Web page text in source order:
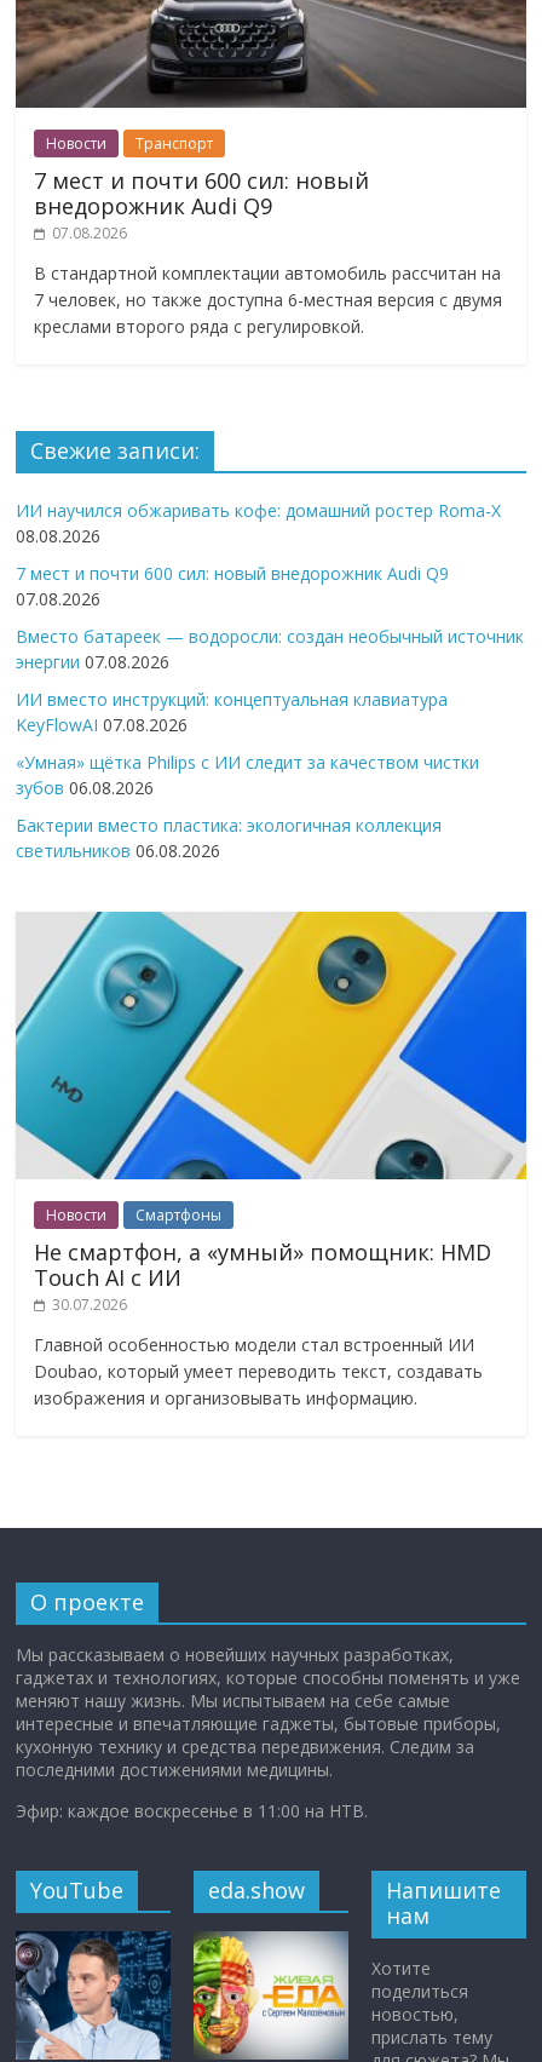
Новости Транспорт
7 мест и почти 600 сил: новый
внедорожник Audi Q9
07.08.2026
В стандартной комплектации автомобиль рассчитан на
7 человек, но также доступна 6-местная версия с двумя
креслами второго ряда с регулировкой.
Свежие записи:
ИИ научился обжаривать кофе: домашний ростер Roma-X
08.08.2026
7 мест и почти 600 сил: новый внедорожник Audi Q9
07.08.2026
Вместо батареек — водоросли: создан необычный источник
энергии 07.08.2026
ИИ вместо инструкций: концептуальная клавиатура
KeyFlowAI 07.08.2026
«Умная» щётка Philips с ИИ следит за качеством чистки
зубов 06.08.2026
Бактерии вместо пластика: экологичная коллекция
светильников 06.08.2026
Новости Смартфоны
Не смартфон, а «умный» помощник: HMD
Touch AI с ИИ
30.07.2026
Главной особенностью модели стал встроенный ИИ
Doubao, который умеет переводить текст, создавать
изображения и организовывать информацию.
О проекте
Мы рассказываем о новейших научных разработках,
гаджетах и технологиях, которые способны поменять и уже
меняют нашу жизнь. Мы испытываем на себе самые
интересные и впечатляющие гаджеты, бытовые приборы,
кухонную технику и средства передвижения. Следим за
последними достижениями медицины.
Эфир: каждое воскресенье в 11:00 на НТВ.
YouTube eda.show
Напишите
нам
Хотите
поделиться
новостью,
прислать тему